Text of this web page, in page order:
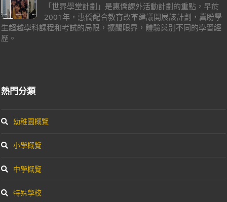
「世界學堂計劃」是惠僑課外活動計劃的重點，早於
2001年，惠僑配合教育改革建議開展該計劃，冀盼學
生超越學科課程和考試的局限，擴闊眼界，體驗與別不同的學習經
歷。
熱門分類
幼稚園概覽
小學概覽
中學概覽
特殊學校